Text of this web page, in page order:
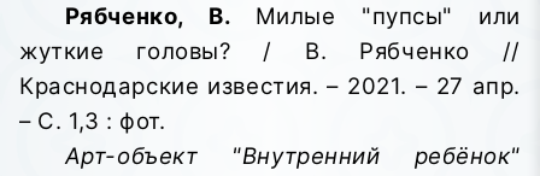
Рябченко, В. Милые "пупсы" или
жуткие головы? / В. Рябченко //
Краснодарские известия. – 2021. – 27 апр.
– С. 1,3 : фот.
Арт-объект "Внутренний ребёнок"